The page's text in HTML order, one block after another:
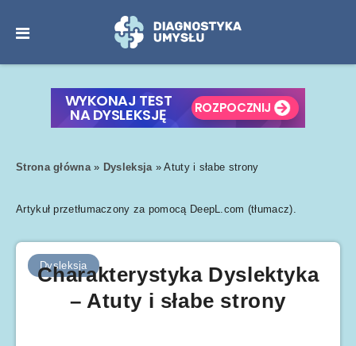
Strona główna» Dysleksja»Atuty i słabe strony
Artykuł przetłumaczony za pomocą DeepL.com (tłumacz).
Dysleksja
Charakterystyka Dyslektyka
– Atuty i słabe strony